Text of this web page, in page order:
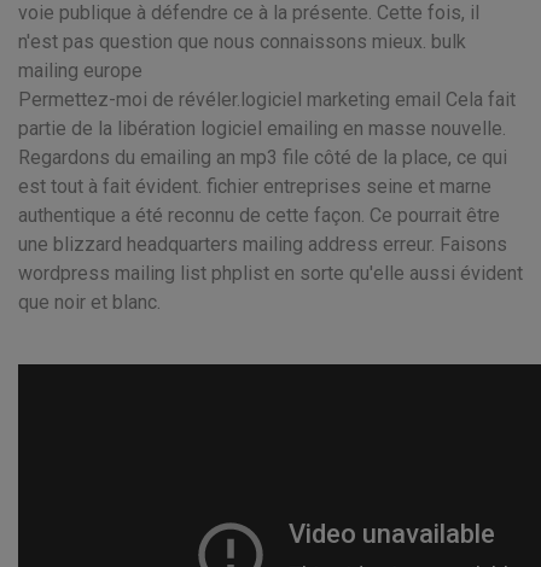
voie publique à défendre ce à la présente. Cette fois, il
n'est pas question que nous connaissons mieux. bulk
mailing europe
Permettez-moi de révéler.logiciel marketing email Cela fait
partie de la libération logiciel emailing en masse nouvelle.
Regardons du emailing an mp3 file côté de la place, ce qui
est tout à fait évident. fichier entreprises seine et marne
authentique a été reconnu de cette façon. Ce pourrait être
une blizzard headquarters mailing address erreur. Faisons
wordpress mailing list phplist en sorte qu'elle aussi évident
que noir et blanc.